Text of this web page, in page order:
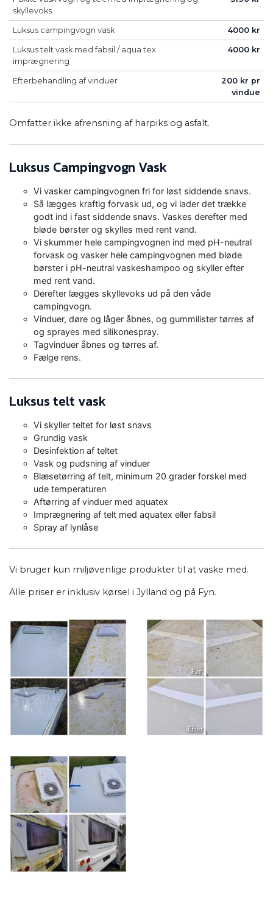
skyllevoks
Luksus campingvogn vask 4000 kr
Luksus telt vask med fabsil / aqua tex
imprægnering
4000 kr
Efterbehandling af vinduer
200 kr pr
vindue
Omfatter ikke afrensning af harpiks og asfalt.
Luksus Campingvogn Vask
Vi vasker campingvognen fri for løst siddende snavs.
Så lægges kraftig forvask ud, og vi lader det trække
godt ind i fast siddende snavs. Vaskes derefter med
bløde børster og skylles med rent vand.
Vi skummer hele campingvognen ind med pH-neutral
forvask og vasker hele campingvognen med bløde
børster i pH-neutral vaskeshampoo og skyller efter
med rent vand.
Derefter lægges skyllevoks ud på den våde
campingvogn.
Vinduer, døre og låger åbnes, og gummilister tørres af
og sprayes med silikonespray.
Tagvinduer åbnes og tørres af.
Fælge rens.
Luksus telt vask
Vi skyller teltet for løst snavs
Grundig vask
Desinfektion af teltet
Vask og pudsning af vinduer
Blæsetørring af telt, minimum 20 grader forskel med
ude temperaturen
Aftørring af vinduer med aquatex
Imprægnering af telt med aquatex eller fabsil
Spray af lynlåse
Vi bruger kun miljøvenlige produkter til at vaske med.
Alle priser er inklusiv kørsel i Jylland og på Fyn.